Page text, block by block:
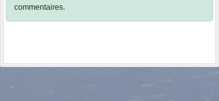
commentaires.